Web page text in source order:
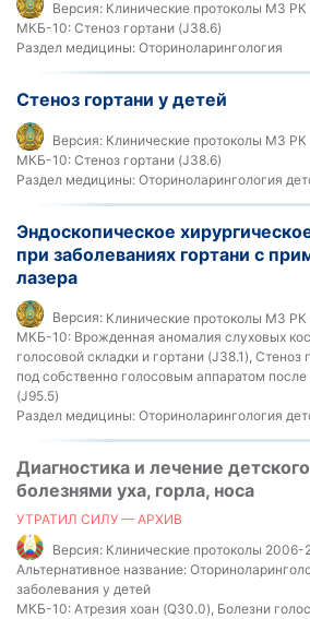
Версия: Клинические протоколы МЗ РК
МКБ-10: Стеноз гортани (J38.6)
Раздел медицины: Оториноларингология
Стеноз гортани у детей
Версия: Клинические протоколы МЗ РК
МКБ-10: Стеноз гортани (J38.6)
Раздел медицины: Оториноларингология
Эндоскопическое
при заболеваниях гортани с
лазера
Версия: Клинические протоколы МЗ РК
МКБ-10: Врожденная аномалия слуховых
голосовой складки и гортани (J38.1), Стеноз
под собственно голосовым аппаратом
(J95.5)
Раздел медицины: Оториноларингология
Диагностика и лечение
болезнями уха, горла, носа
УТРАТИЛ СИЛУ — АРХИВ
Версия: Клинические протоколы 2006-
Альтернативное название:
заболевания у детей
МКБ-10: Атрезия хоан (Q30.0), Болезни